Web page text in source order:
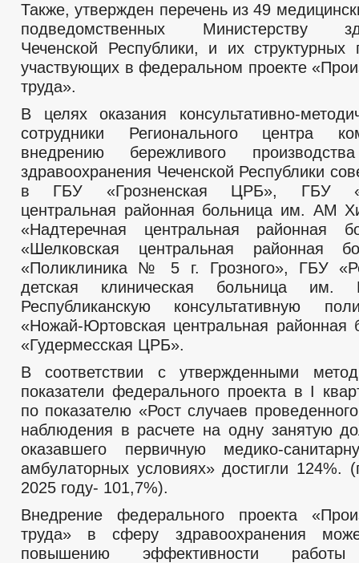
Также, утвержден перечень из 49
подведомственных Министерству
Чеченской Республики, и их структурных
участвующих в федеральном проекте
труда».
В целях оказания консультативно-
сотрудники Регионального центра
внедрению бережливого
здравоохранения Чеченской Республики
в ГБУ «Грозненская ЦРБ», ГБУ
центральная районная больница им. АМ
«Надтеречная центральная районная
«Шелковская центральная районная
«Поликлиника № 5 г. Грозного», ГБУ
детская клиническая больница им.
Республиканскую консультативную
«Ножай-Юртовская центральная районная
«Гудермесская ЦРБ».
В соответствии с утвержденными
показатели федерального проекта в I
по показателю «Рост случаев
наблюдения в расчете на одну занятую
оказавшего первичную медико-
амбулаторных условиях» достигли 124%.
2025 году- 101,7%).
Внедрение федерального проекта
труда» в сферу здравоохранения
повышению эффективности работы